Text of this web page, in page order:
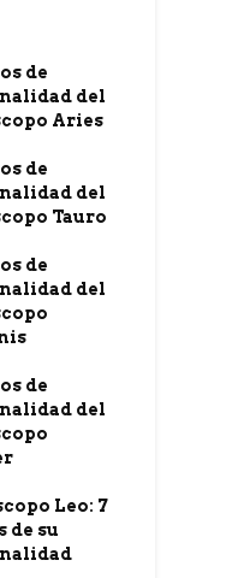
de
del
Aries
de
del
Tauro
de
del
de
del
Leo: 7
de su